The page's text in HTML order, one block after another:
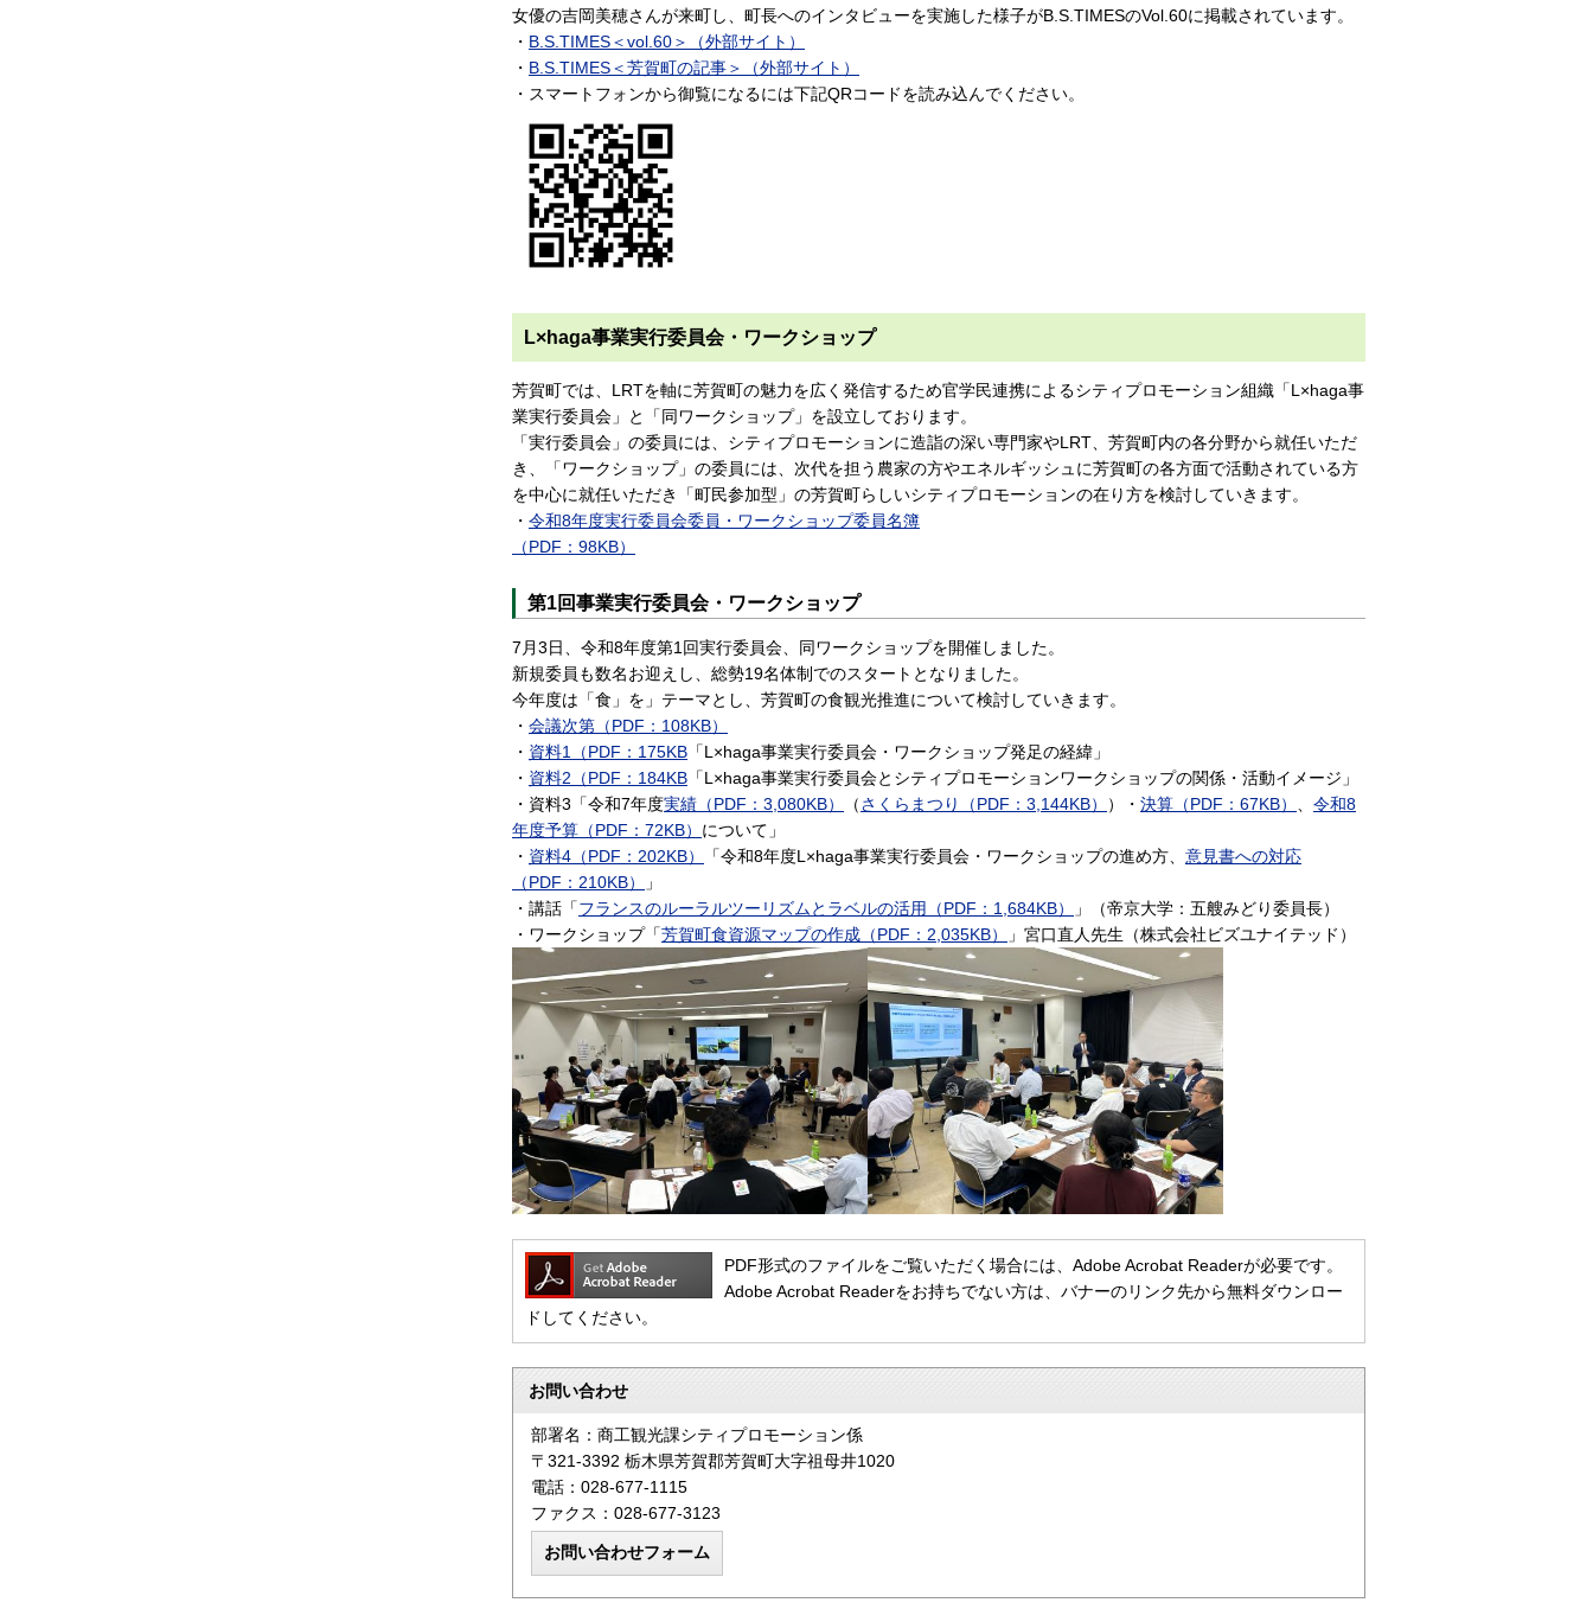
女優の吉岡美穂さんが来町し、町長へのインタビューを実施した様子がB.S.TIMESのVol.60に掲載されています。
・ B.S.TIMES＜vol.60＞（外部サイト）
・ B.S.TIMES＜芳賀町の記事＞（外部サイト）
・スマートフォンから御覧になるには下記QRコードを読み込んでください。
L×haga事業実行委員会・ワークショップ
芳賀町では、LRTを軸に芳賀町の魅力を広く発信するため官学民連携によるシティプロモーション組織「L×haga事
業実行委員会」と「同ワークショップ」を設立しております。
「実行委員会」の委員には、シティプロモーションに造詣の深い専門家やLRT、芳賀町内の各分野から就任いただ
き、「ワークショップ」の委員には、次代を担う農家の方やエネルギッシュに芳賀町の各方面で活動されている方
を中心に就任いただき「町民参加型」の芳賀町らしいシティプロモーションの在り方を検討していきます。
・ 令和8年度実行委員会委員・ワークショップ委員名簿
（PDF：98KB）
第1回事業実行委員会・ワークショップ
7月3日、令和8年度第1回実行委員会、同ワークショップを開催しました。
新規委員も数名お迎えし、総勢19名体制でのスタートとなりました。
今年度は「食」を」テーマとし、芳賀町の食観光推進について検討していきます。
・ 会議次第（PDF：108KB）
・ 資料1（PDF：175KB 「L×haga事業実行委員会・ワークショップ発足の経緯」
・ 資料2（PDF：184KB 「L×haga事業実行委員会とシティプロモーションワークショップの関係・活動イメージ」
・資料3「令和7年度実績（PDF：3,080KB） （さくらまつり（PDF：3,144KB） ）・ 決算（PDF：67KB）
令和8
年度予算（PDF：72KB） について」
・ 資料4（PDF：202KB） 「令和8年度L×haga事業実行委員会・ワークショップの進め方、 意見書への対応
（PDF：210KB）
」
・講話「フランスのルーラルツーリズムとラベルの活用（PDF：1,684KB）
」（帝京大学：五艘みどり委員長）
・ワークショップ「芳賀町食資源マップの作成（PDF：2,035KB） 」宮口直人先生（株式会社ビズユナイテッド）
PDF形式のファイルをご覧いただく場合には、Adobe Acrobat Readerが必要です。
Adobe Acrobat Readerをお持ちでない方は、バナーのリンク先から無料ダウンロー
ドしてください。
お問い合わせ
部署名：商工観光課シティプロモーション係
〒321-3392 栃木県芳賀郡芳賀町大字祖母井1020
電話：028-677-1115
ファクス：028-677-3123